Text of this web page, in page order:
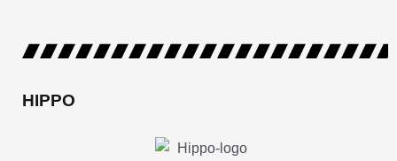
HIPPO